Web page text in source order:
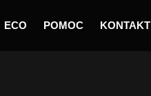
ECO POMOC KONTAKT